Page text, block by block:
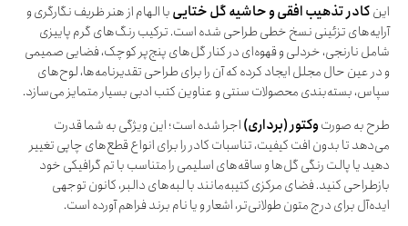
اینکادر تذهیب افقی و حاشیه گل ختاییبا الهام از هنر ظریف نگارگری و
آرایه‌های تزئینی نسخ خطی طراحی شده است. ترکیب رنگ‌های گرم پاییزی
شامل نارنجی، خردلی و قهوه‌ای در کنار گل‌های پنج‌پر کوچک، فضایی صمیمی
و در عین حال مجلل ایجاد کرده که آن را برای طراحی تقدیرنامه‌ها، لوح‌های
سپاس، بسته‌بندی محصولات سنتی و عناوین کتب ادبی بسیار متمایز می‌سازد.
طرح به صورتوکتور (برداری)اجرا شده است؛ این ویژگی به شما قدرت
می‌دهد تا بدون افت کیفیت، تناسبات کادر را برای انواع قطع‌های چاپی تغییر
دهید یا پالت رنگی گل‌ها و ساقه‌های اسلیمی را متناسب با تم گرافیکی خود
بازطراحی کنید. فضای مرکزی کتیبه‌مانند با لبه‌های دالبر، کانون توجهی
ایده‌آل برای درج متون طولانی‌تر، اشعار و یا نام برند فراهم آورده است.